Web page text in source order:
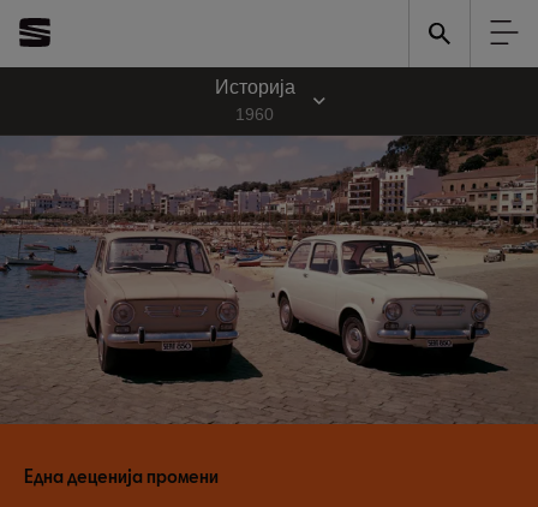
Историја
1960
Една деценија промени